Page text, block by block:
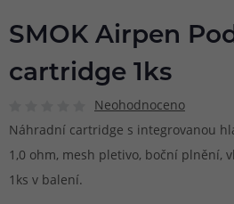
SMOK Airpen
cartridge 1ks
Neohodnoceno
Náhradní cartridge s integrovanou
1,0 ohm, mesh pletivo, boční plnění,
1ks v balení.